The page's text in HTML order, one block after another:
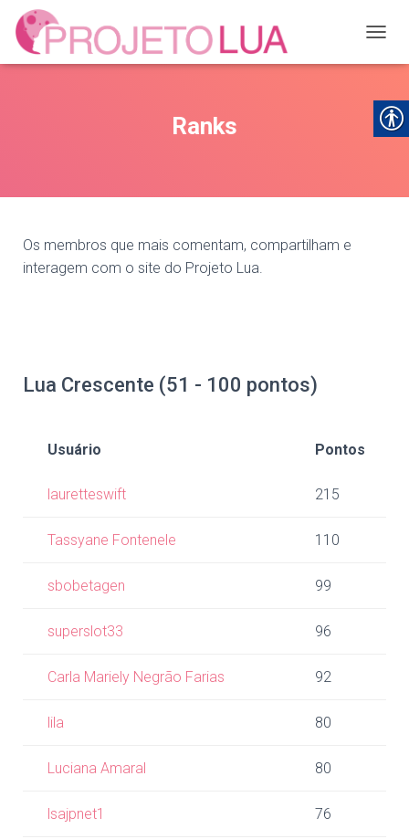
Ranks
Os membros que mais comentam, compartilham e
interagem com o site do Projeto Lua.
Lua Crescente (51 - 100 pontos)
Usuário Pontos
lauretteswift 215
Tassyane Fontenele 110
sbobetagen 99
superslot33 96
Carla Mariely Negrão Farias 92
lila 80
Luciana Amaral 80
lsajpnet1 76